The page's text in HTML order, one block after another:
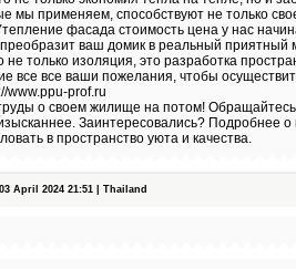
мы применяем, способствуют не только
фасада стоимость цена у нас
ваш домик в реальный приятный
только изоляция, это разработка
все все ваши пожелания, чтобы
www.ppu-prof.ru
о своем жилище на потом!
Заинтересовались? Подробнее
в пространство уюта и качества.
April 2024 21:51 | Thailand